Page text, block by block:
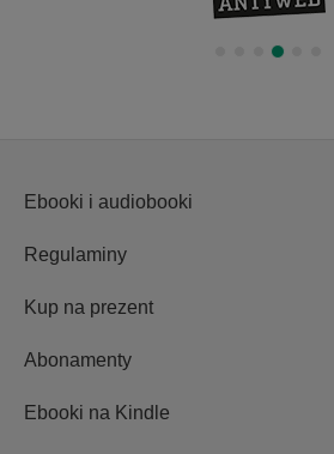
Ebooki i audiobooki
Regulaminy
Kup na prezent
Abonamenty
Ebooki na Kindle